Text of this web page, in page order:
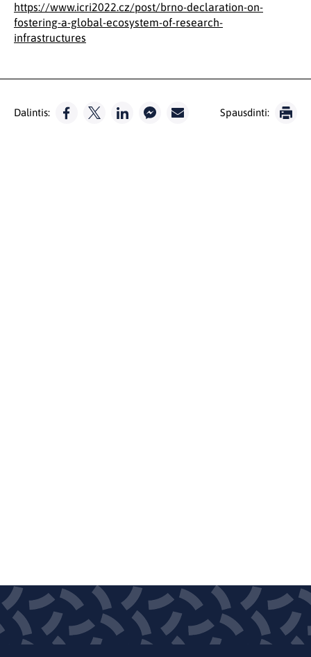
https://www.icri2022.cz/post/brno-declaration-on-
fostering-a-global-ecosystem-of-research-
infrastructures
Dalintis: Spausdinti: